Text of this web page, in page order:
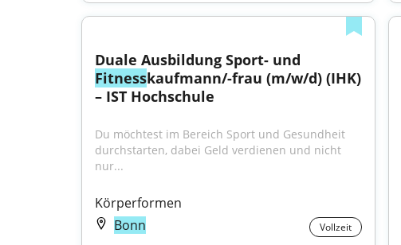
Fitnesskaufmann/-frau (m/w/d) (IHK)
– IST Hochschule
Du möchtest im Bereich Sport und Gesundheit
durchstarten, dabei Geld verdienen und nicht
nur...
Körperformen
Bonn
Vollzeit